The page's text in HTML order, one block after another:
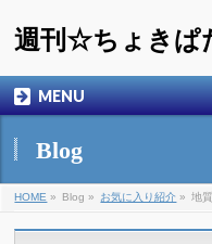
週刊☆ちょきぱ
MENU
Blog
HOME » Blog » お気に入り紹介 » 地